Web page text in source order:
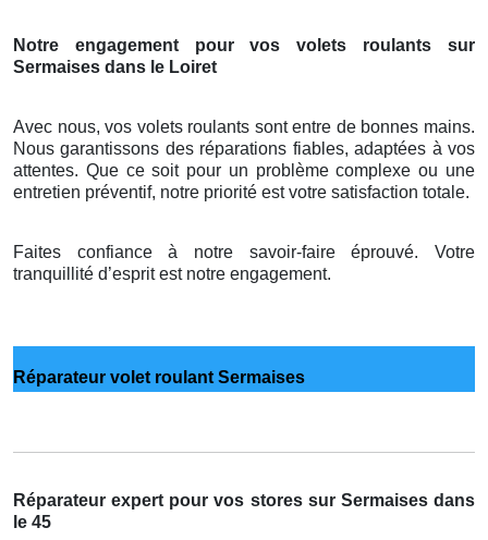
Notre engagement pour vos volets roulants sur
Sermaises dans le Loiret
Avec nous, vos volets roulants sont entre de bonnes mains.
Nous garantissons des réparations fiables, adaptées à vos
attentes. Que ce soit pour un problème complexe ou une
entretien préventif, notre priorité est votre satisfaction totale.
Faites confiance à notre savoir-faire éprouvé. Votre
tranquillité d’esprit est notre engagement.
Réparateur volet roulant Sermaises
Réparateur expert pour vos stores sur Sermaises dans
le 45